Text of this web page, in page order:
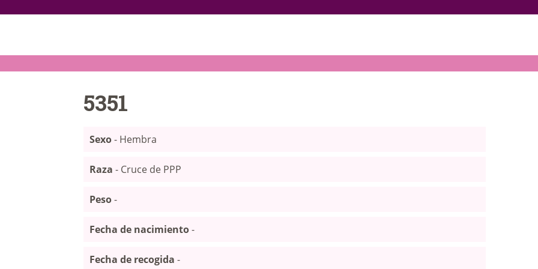
5351
Sexo- Hembra
Raza - Cruce de PPP
Peso-
Fecha de nacimiento-
Fecha de recogida -